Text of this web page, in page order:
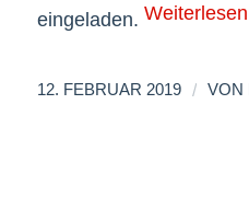
eingeladen. Weiterlesen
12. FEBRUAR 2019 / VON